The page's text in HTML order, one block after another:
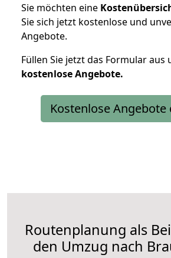
Sie möchten eine
Sie sich jetzt kostenlose und
Angebote.
Füllen Sie jetzt das Formular aus
kostenloseAngebote.
Kostenlose Angebote
Routenplanung als
den Umzug nach